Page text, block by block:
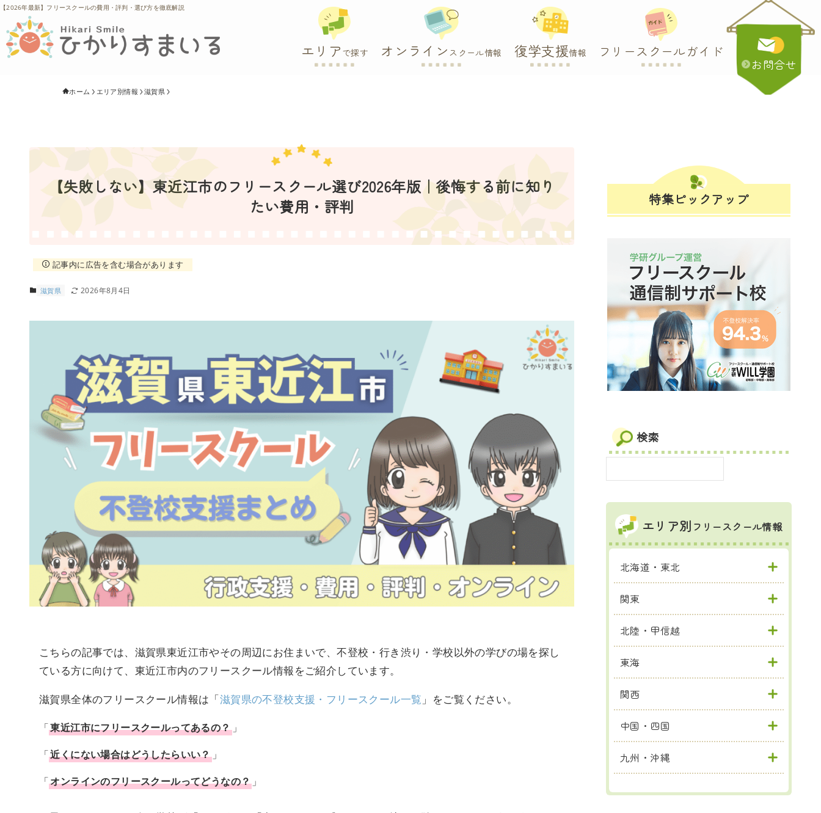
【2026年最新】フリースクールの費用・評判・選び方を徹底解説
エリア で探す オンライン スクール情報 復学支援情報 フリースクールガイド
お問合せ
ホーム エリア別情報 滋賀県
【失敗しない】東近江市のフリースクール選び2026年版｜後悔する前に知り
たい費用・評判
記事内に広告を含む場合があります
滋賀県 2026年8月4日
こちらの記事では、滋賀県東近江市やその周辺にお住まいで、不登校・行き渋り・学校以外の学びの場を探し
ている方に向けて、東近江市内のフリースクール情報をご紹介しています。
滋賀県全体のフリースクール情報は「滋賀県の不登校支援・フリースクール一覧 」をご覧ください。
「東近江市にフリースクールってあるの？」
「近くにない場合はどうしたらいい？」
「オンラインのフリースクールってどうなの？ 」
特集ピックアップ
検索
エリア別 フリースクール情報
北海道・東北
関東
北陸・甲信越
東海
関西
中国・四国
九州・沖縄